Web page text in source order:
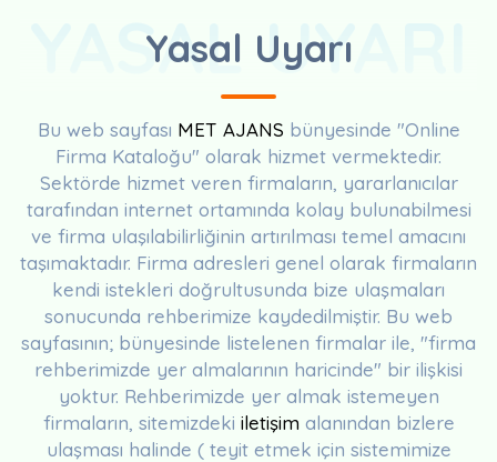
Yasal Uyarı
YASAL UYARI
Bu web sayfası MET AJANS bünyesinde "Online
Firma Kataloğu" olarak hizmet vermektedir.
Sektörde hizmet veren firmaların, yararlanıcılar
tarafından internet ortamında kolay bulunabilmesi
ve firma ulaşılabilirliğinin artırılması temel amacını
taşımaktadır. Firma adresleri genel olarak firmaların
kendi istekleri doğrultusunda bize ulaşmaları
sonucunda rehberimize kaydedilmiştir. Bu web
sayfasının; bünyesinde listelenen firmalar ile, "firma
rehberimizde yer almalarının haricinde" bir ilişkisi
yoktur. Rehberimizde yer almak istemeyen
firmaların, sitemizdeki iletişim alanından bizlere
ulaşması halinde ( teyit etmek için sistemimize